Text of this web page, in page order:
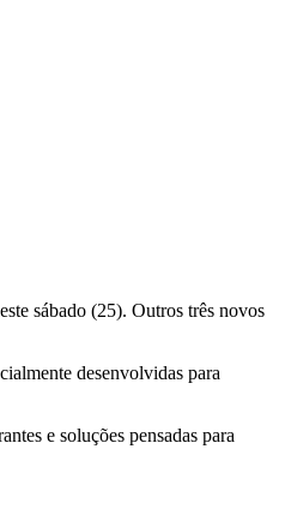
sábado (25). Outros três novos
desenvolvidas para
e soluções pensadas para